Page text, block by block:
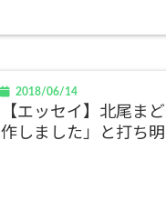
2018/06/14
【エッセイ】北尾ま
作しました」と打ち